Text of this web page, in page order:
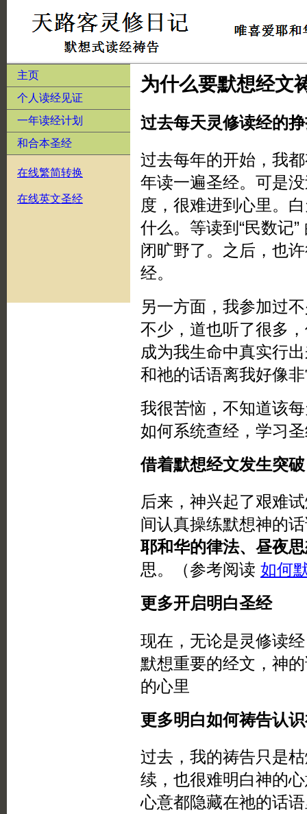
主页
个人读经见证
一年读经计划
和合本圣经
在线繁简转换
在线英文圣经
为什么要默想经文
过去每天灵修读经的
过去每年的开始，我
年读一遍圣经。可是
度，很难进到心里。
什么。等读到“民数记
闭旷野了。之后，也
经。
另一方面，我参加过
不少，道也听了很多
成为我生命中真实行
和祂的话语离我好像
我很苦恼，不知道该
如何系统查经，学习
借着默想经文发生突破
后来，神兴起了艰难
间认真操练默想神的
耶和华的律法、昼夜
思。（参考阅读 如何
更多开启明白圣经
现在，无论是灵修读
默想重要的经文，神
的心里
更多明白如何祷告认
过去，我的祷告只是
续，也很难明白神的
心意都隐藏在祂的话